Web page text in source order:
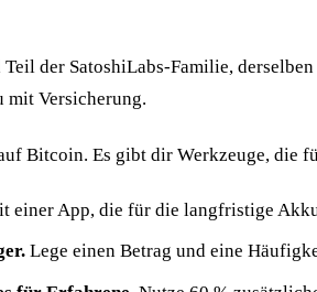
der SatoshiLabs-Familie,
Versicherung.
Bitcoin. Es gibt dir Werkzeuge, die
einer App, die für die langfristige
Lege einen Betrag und eine